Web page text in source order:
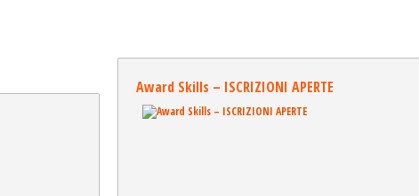
Award Skills – ISCRIZIONI APERTE